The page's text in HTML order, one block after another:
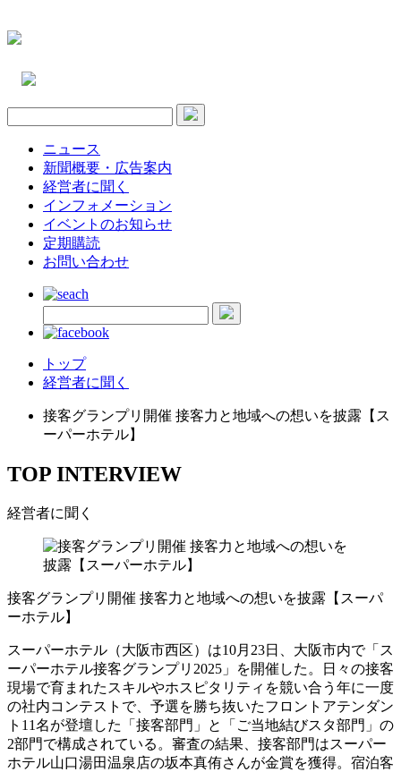
ニュース
新聞概要・広告案内
経営者に聞く
インフォメーション
イベントのお知らせ
定期購読
お問い合わせ
トップ
経営者に聞く
接客グランプリ開催 接客力と地域への想いを披露【ス
ーパーホテル】
TOP INTERVIEW
経営者に聞く
接客グランプリ開催 接客力と地域への想いを披露【スーパ
ーホテル】
スーパーホテル（大阪市西区）は10月23日、大阪市内で「ス
ーパーホテル接客グランプリ2025」を開催した。日々の接客
現場で育まれたスキルやホスピタリティを競い合う年に一度
の社内コンテストで、予選を勝ち抜いたフロントアテンダン
ト11名が登壇した「接客部門」と「ご当地結びスタ部門」の
2部門で構成されている。審査の結果、接客部門はスーパー
ホテル山口湯田温泉店の坂本真侑さんが金賞を獲得。宿泊客